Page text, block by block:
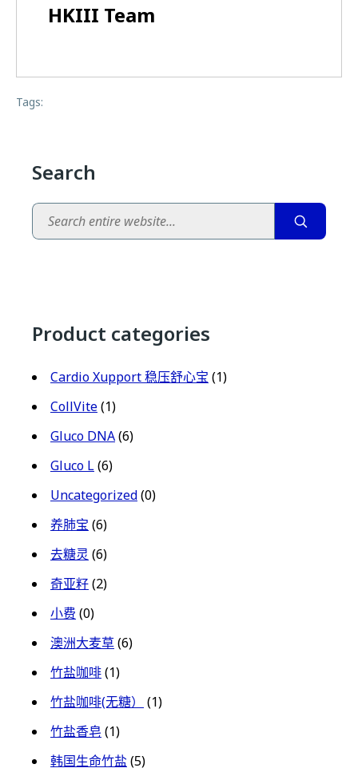
HKIII Team
Tags:
Search
Search
Product categories
Cardio Xupport 稳压舒心宝 (1)
CollVite(1)
Gluco DNA(6)
Gluco L(6)
Uncategorized(0)
养肺宝 (6)
去糖灵(6)
奇亚籽(2)
小费 (0)
澳洲大麦草(6)
竹盐咖啡(1)
竹盐咖啡(无糖）
(1)
竹盐香皂 (1)
韩国生命竹盐(5)